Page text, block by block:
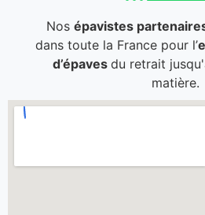
Nosépavistes
dans toute la France pour l’
d’épavesdu retrait
matière.